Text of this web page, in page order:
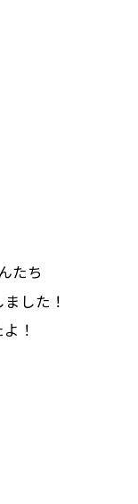
たち
した！
！